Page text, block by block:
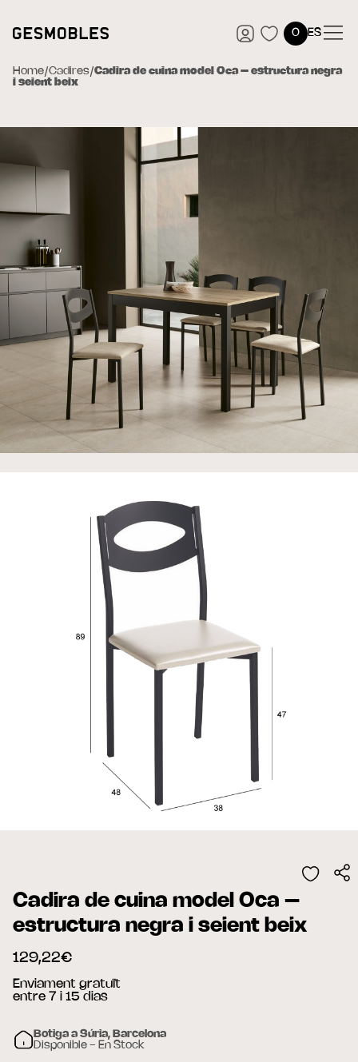
0 ES
Home/Cadires/Cadira de cuina model Oca – estructura negra
i seient beix
Cadira de cuina model Oca –
estructura negra i seient beix
129,22€
Enviament gratuït
entre 7 i 15 dias
Botiga a Súria, Barcelona
Disponible - En Stock